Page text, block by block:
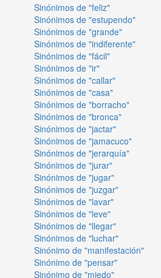
Sinónimos de "feliz"
Sinónimos de "estupendo"
Sinónimos de "grande"
Sinónimos de "indiferente"
Sinónimos de "fácil"
Sinónimos de "ir"
Sinónimos de "callar"
Sinónimos de "casa"
Sinónimos de "borracho"
Sinónimos de "bronca"
Sinónimos de "jactar"
Sinónimos de "jamacuco"
Sinónimos de "jerarquía"
Sinónimos de "jurar"
Sinónimos de "jugar"
Sinónimos de "juzgar"
Sinónimos de "lavar"
Sinónimos de "leve"
Sinónimos de "llegar"
Sinónimos de "luchar"
Sinónimo de "manifestación"
Sinónimo de "pensar"
Sinónimo de "miedo"